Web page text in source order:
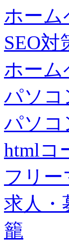
ホーム
SEO対
ホーム
パソコ
パソコ
htmlコ
フリ
求人・
籠